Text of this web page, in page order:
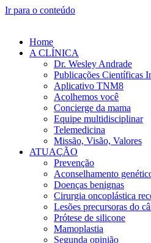
Ir para o conteúdo
Home
A CLÍNICA
Dr. Wesley Andrade
Publicações Científicas
Aplicativo TNM8
Acolhemos você
Concierge da mama
Equipe multidisciplinar
Telemedicina
Missão, Visão, Valores
ATUAÇÃO
Prevenção
Aconselhamento
Doenças benignas
Cirurgia oncoplástica
Lesões precursoras do
Prótese de silicone
Mamoplastia
Segunda opinião